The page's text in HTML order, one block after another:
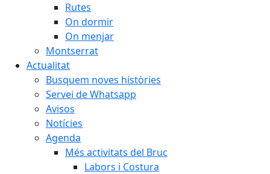
Rutes
On dormir
On menjar
Montserrat
Actualitat
Busquem noves històries
Servei de Whatsapp
Avisos
Notícies
Agenda
Més activitats del Bruc
Labors i Costura